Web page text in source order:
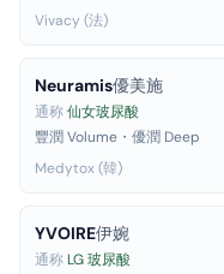
Vivacy (法)
Neuramis優美施
通称仙女玻尿酸
豐潤 Volume・優潤 Deep
Medytox (韓)
YVOIRE伊婉
通称 LG 玻尿酸